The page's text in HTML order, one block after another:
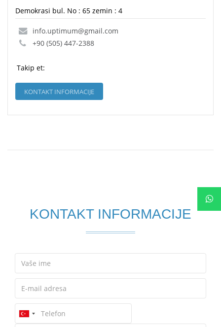
Demokrasi bul. No : 65 zemin : 4
info.uptimum@gmail.com
+90 (505) 447-2388
Takip et:
KONTAKT INFORMACIJE
KONTAKT INFORMACIJE